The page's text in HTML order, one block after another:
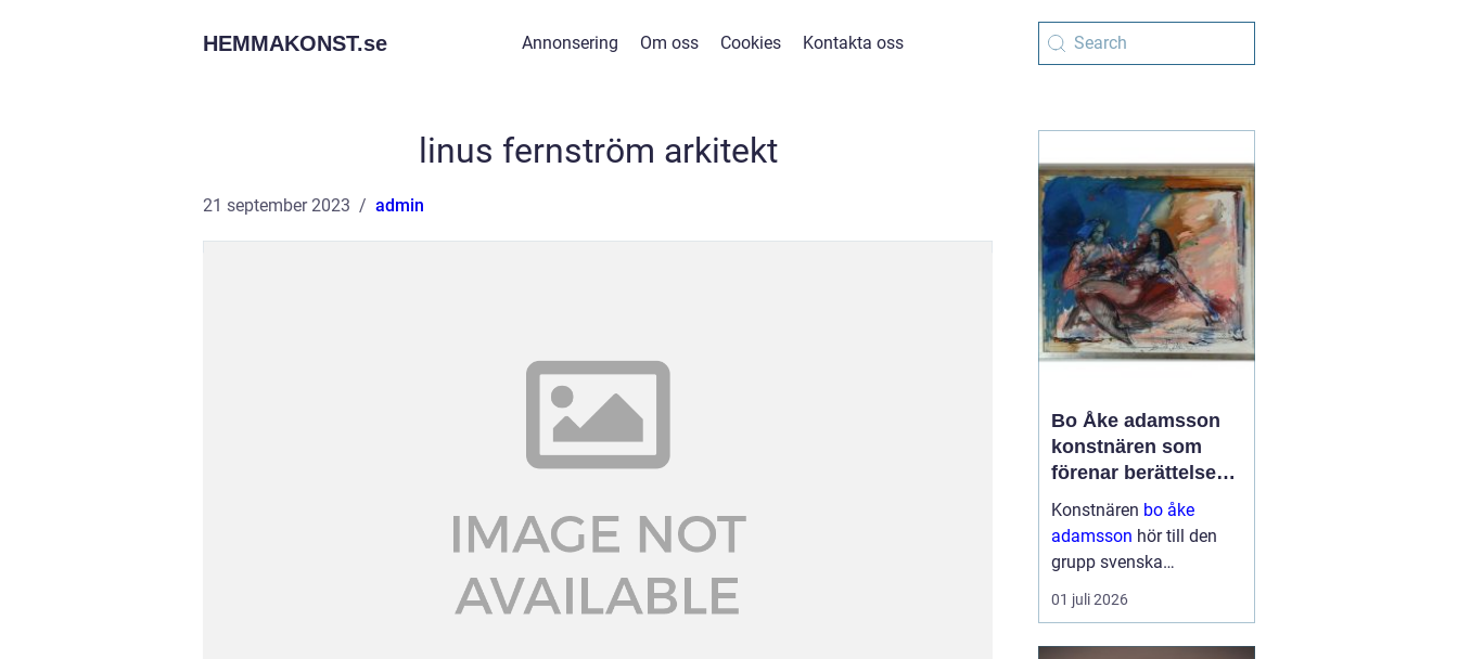
HEMMAKONST.se Annonsering Om oss Cookies Kontakta oss
linus fernström arkitekt
21 september 2023 admin
Bo Åke adamsson
konstnären som
förenar berättelse
och bild
Konstnären bo åke
adamsson hör till den
grupp svenska
bildskapare som tyst
men konsekvent har
01 juli 2026